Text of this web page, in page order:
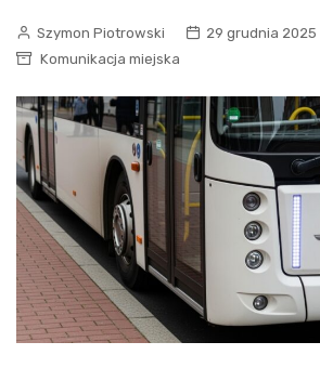
Szymon Piotrowski
29 grudnia 2025
Komunikacja miejska